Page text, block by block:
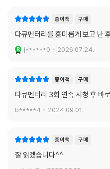
종이책 구매
다큐멘터리를 흥미롭게 보고 난
j******0 2026.07.24.
종이책 구매
다큐멘터리 3회 연속 시청 후 바
b*****4 2024.09.01.
종이책 구매
잘 읽겠습니다^^